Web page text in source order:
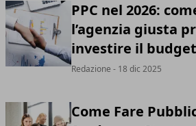
PPC nel 2026:
l’agenzia giusta
investire il budget
Redazione - 18 dic 2025
Come Fare